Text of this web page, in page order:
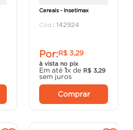
Cereais - Insetimax
: 142924
Por:R$ 3,29
à vista no pix
Em até 1x de R$ 3,29
sem juros
Comprar